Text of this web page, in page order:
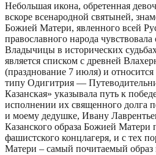
Небольшая икона, обретенная
вскоре всенародной святыней,
Божией Матери, явленного всей
православного народа
Владычицы в исторических
является списком с древней
(празднование 7 июля) и
типу Одигитрия —
Казанская» указывала путь к
исполнении их священного долга
и моему дедушке, Ивану
Казанского образа Божией Матери
фашистского концлагеря, и с тех
Матери – самый почитаемый образ